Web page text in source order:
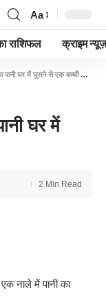
Aa
राशिफल क्राइम न्यूज़
घर में घुसने से एक बच्ची की मौत
घर में
2 Min Read
नाले में पानी का